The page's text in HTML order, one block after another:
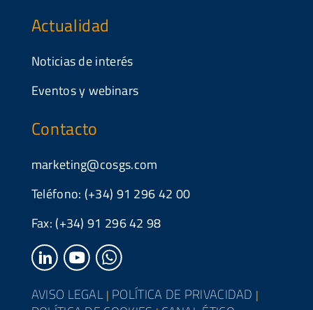
Actualidad
Noticias de interés
Eventos y webinars
Contacto
marketing@cosgs.com
Teléfono: (+34) 91 296 42 00
Fax: (+34) 91 296 42 98
AVISO LEGAL | POLÍTICA DE PRIVACIDAD |